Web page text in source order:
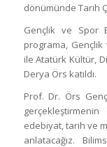
dönümünde Tarih
Gençlik ve Spor
programa, Gençlik
ile Atatürk Kültür,
Derya Örs katıldı.
Prof. Dr. Örs
edebiyat, tarih ve
anlatacağız.